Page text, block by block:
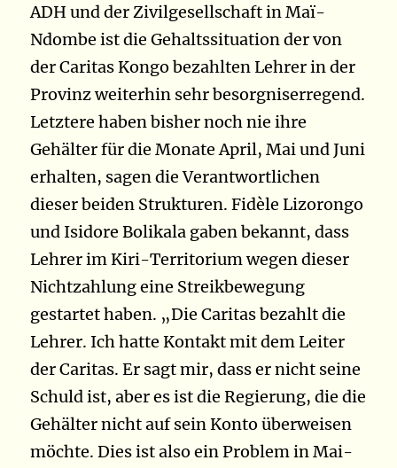
ADH und der Zivilgesellschaft in Maï-
Ndombe ist die Gehaltssituation der von
der Caritas Kongo bezahlten Lehrer in der
Provinz weiterhin sehr besorgniserregend.
Letztere haben bisher noch nie ihre
Gehälter für die Monate April, Mai und Juni
erhalten, sagen die Verantwortlichen
dieser beiden Strukturen. Fidèle Lizorongo
und Isidore Bolikala gaben bekannt, dass
Lehrer im Kiri-Territorium wegen dieser
Nichtzahlung eine Streikbewegung
gestartet haben. „Die Caritas bezahlt die
Lehrer. Ich hatte Kontakt mit dem Leiter
der Caritas. Er sagt mir, dass er nicht seine
Schuld ist, aber es ist die Regierung, die die
Gehälter nicht auf sein Konto überweisen
möchte. Dies ist also ein Problem in Mai-